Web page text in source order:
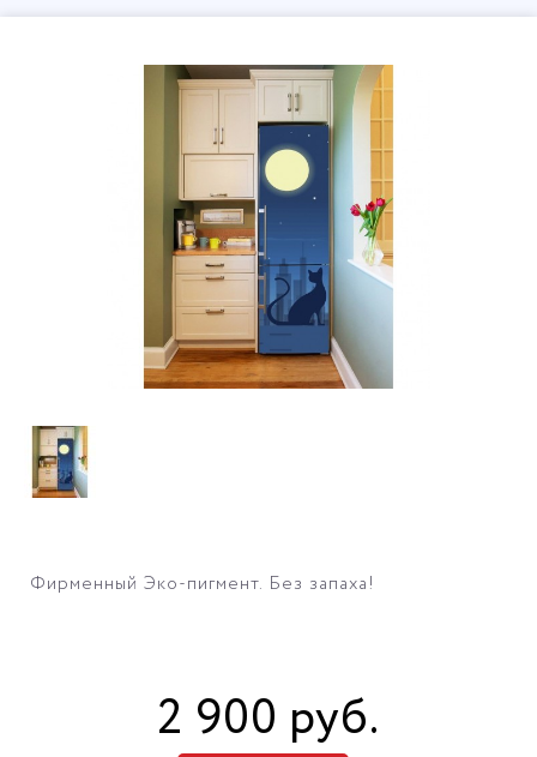
Фирменный Эко-пигмент. Без запаха!
2 900 руб.